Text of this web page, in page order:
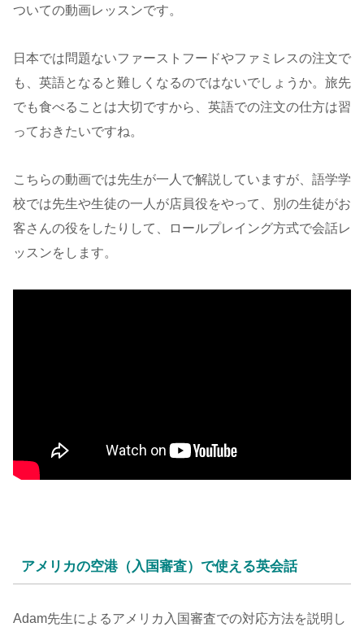
ついての動画レッスンです。
日本では問題ないファーストフードやファミレスの注文で
も、英語となると難しくなるのではないでしょうか。旅先
でも食べることは大切ですから、英語での注文の仕方は習
っておきたいですね。
こちらの動画では先生が一人で解説していますが、語学学
校では先生や生徒の一人が店員役をやって、別の生徒がお
客さんの役をしたりして、ロールプレイング方式で会話レ
ッスンをします。
アメリカの空港（入国審査）で使える英会話
Adam先生によるアメリカ入国審査での対応方法を説明し